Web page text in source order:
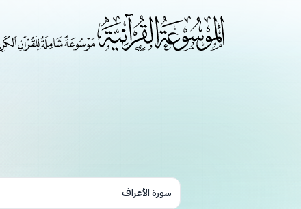
سورة الأعراف